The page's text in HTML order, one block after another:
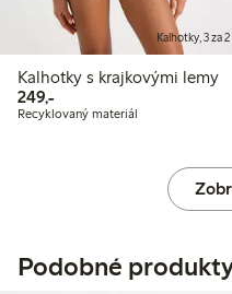
Kalhotky, 3 za 2
Kalhotky s krajkovými lemy
249,-249,00 Kč
Recyklovaný materiál
Podobné